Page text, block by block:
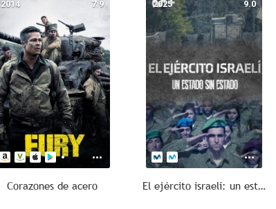
7.9
2014
Corazones de acero
9.0
2025
El ejército israelí: un estado sin estado